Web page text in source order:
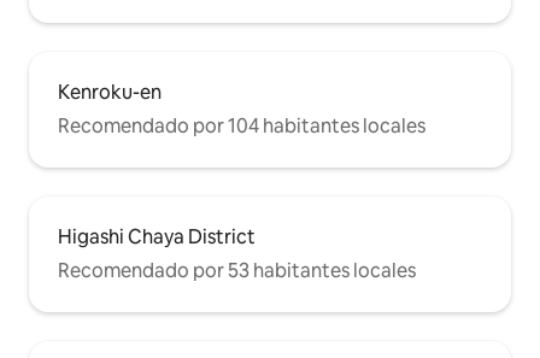
Kenroku-en
Recomendado por 104 habitantes locales
Higashi Chaya District
Recomendado por 53 habitantes locales